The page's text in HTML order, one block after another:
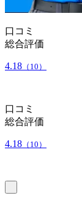
口コミ
総合評価
4.18 （10）
口コミ
総合評価
4.18 （10）